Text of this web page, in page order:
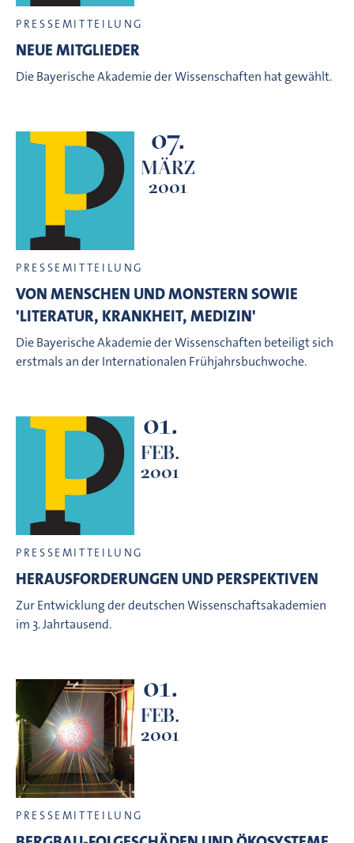
PRESSEMITTEILUNG
NEUE MITGLIEDER
Die Bayerische Akademie der Wissenschaften hat gewählt.
07.
MÄRZ
2001
PRESSEMITTEILUNG
VON MENSCHEN UND MONSTERN SOWIE
'LITERATUR, KRANKHEIT, MEDIZIN'
Die Bayerische Akademie der Wissenschaften beteiligt sich
erstmals an der Internationalen Frühjahrsbuchwoche.
01.
FEB.
2001
PRESSEMITTEILUNG
HERAUSFORDERUNGEN UND PERSPEKTIVEN
Zur Entwicklung der deutschen Wissenschaftsakademien
im 3. Jahrtausend.
01.
FEB.
2001
PRESSEMITTEILUNG